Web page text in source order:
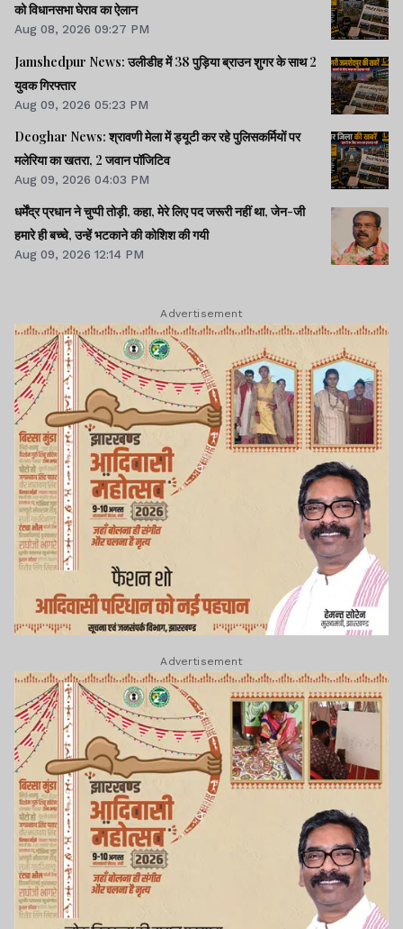
को विधानसभा घेराव का ऐलान
Aug 08, 2026 09:27 PM
Jamshedpur News: उलीडीह में 38 पुड़िया ब्राउन शुगर के साथ 2
युवक गिरफ्तार
Aug 09, 2026 05:23 PM
Deoghar News: श्रावणी मेला में ड्यूटी कर रहे पुलिसकर्मियों पर
मलेरिया का खतरा, 2 जवान पॉजिटिव
Aug 09, 2026 04:03 PM
धर्मेंद्र प्रधान ने चुप्पी तोड़ी, कहा, मेरे लिए पद जरूरी नहीं था, जेन-जी
हमारे ही बच्चे, उन्हें भटकाने की कोशिश की गयी
Aug 09, 2026 12:14 PM
Advertisement
Advertisement